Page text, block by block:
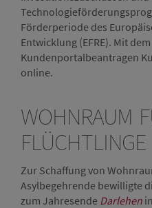
Förderperiode des
Entwicklung (EFRE). Mit
Kundenportalbeantragen
online.
WOHNRAUM
FLÜCHTLINGE
Zur Schaffung von
Asylbegehrende bewilligte
zum Jahresende Darlehen